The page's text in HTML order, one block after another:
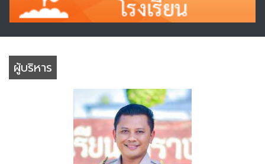
ผู้บริหาร